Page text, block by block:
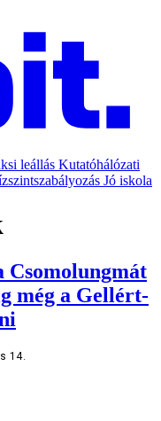
leállás Kutatóhálózati
Jó iskola
Csomolungmát
még a Gellért-
14.